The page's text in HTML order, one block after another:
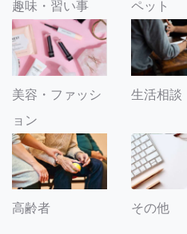
趣味・習い事 ペット
美容・ファッシ
ョン
生活相談
高齢者 その他